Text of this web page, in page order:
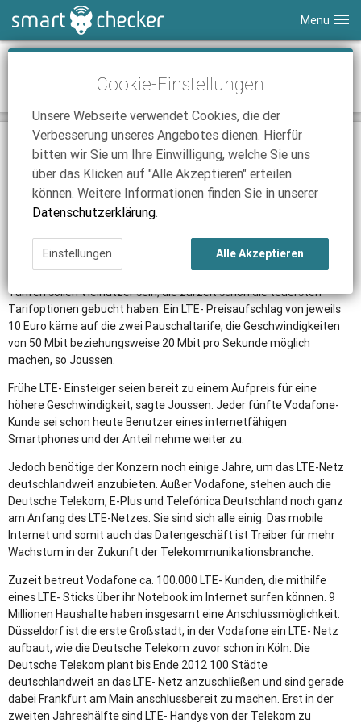
Menu
Smartphone Vergleich
Anbieter
iPhone Tarifvergleich
News
Ratgeber
Tarifvergleich
Tablet Vergleich
Surfsticks
iPad Tarifvergleich
News
Tarifvergleich
Internetanbieter
DSL Tarife
News
SmartChecker TV
schnellere mobile Internetnutzung
14.02.2012 | 10:40|Nick Linger
Düsseldorf. (SCJ)Mobiles Surfen im Internet mit LTE wird für
Vodafone- Kunden teurer als das jetztige Surfen mit 3G-fähigen
Smartphones. Wie Friedrich Joussen, Chef von Vodafone
Deutschland, am Wochenende ankündigte, wird Vodafone
Markt kommen. Geplant ist dies schon für März.
Tarifen sollen Vielnutzer sein, die zurzeit schon die teuersten
Tarifoptionen gebucht haben. Ein LTE- Preisaufschlag von jeweils
10 Euro käme auf die zwei Pauschaltarife, die Geschwindigkeiten
von 50 Mbit beziehungsweise 20 Mbit pro Sekunde möglich
machen, so Joussen.
Frühe LTE- Einsteiger seien bereit zu einem Aufpreis für eine
höhere Geschwindigkeit, sagte Joussen. Jeder fünfte Vodafone-
Kunde sei schon heute Benutzer eines internetfähigen
Smartphones und der Anteil nehme weiter zu.
Jedoch benötige der Konzern noch einige Jahre, um das LTE-Netz
deutschlandweit anzubieten. Außer Vodafone, stehen auch die
Deutsche Telekom, E-Plus und Telefónica Deutschland noch ganz
am Anfang des LTE-Netzes. Sie sind sich alle einig: Das mobile
Internet und somit auch das Datengeschäft ist Treiber für mehr
Wachstum in der Zukunft der Telekommunikationsbranche.
Zuzeit betreut Vodafone ca. 100.000 LTE- Kunden, die mithilfe
eines LTE- Sticks über ihr Notebook im Internet surfen können. 9
Millionen Haushalte haben insgesamt eine Anschlussmöglichkeit.
Düsseldorf ist die erste Großstadt, in der Vodafone ein LTE- Netz
aufbaut, wie die Deutsche Telekom zuvor schon in Köln. Die
Deutsche Telekom plant bis Ende 2012 100 Städte
deutschlandweit an das LTE- Netz anzuschließen und sind gerade
dabei Frankfurt am Main anschlussbereit zu machen. Erst in der
zweiten Jahreshälfte sind LTE- Handys von der Telekom zu
Cookie-Einstellungen
Unsere Webseite verwendet Cookies, die der
Verbesserung unseres Angebotes dienen. Hierfür
bitten wir Sie um Ihre Einwilligung, welche Sie uns
über das Klicken auf "Alle Akzeptieren" erteilen
können. Weitere Informationen finden Sie in unserer
Datenschutzerklärung.
Einstellungen Alle Akzeptieren